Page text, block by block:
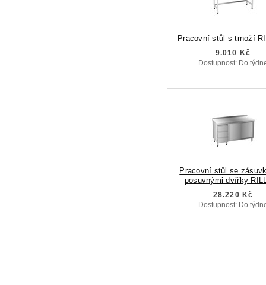
Pracovní stůl s trnoží
9.010 Kč
Dostupnost: Do
Pracovní stůl se
posuvnými dvířky
28.220 Kč
Dostupnost: Do